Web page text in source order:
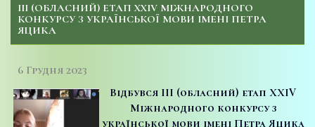
ІІІ (ОБЛАСНИЙ) ЕТАП ХХІV МІЖНАРОДНОГО
КОНКУРСУ З УКРАЇНСЬКОЇ МОВИ ІМЕНІ ПЕТРА
ЯЦИКА
6 Грудня 2023
Відбувся ІІІ (обласний) етап ХХІV
Міжнародного конкурсу з
української мови імені Петра Яцика